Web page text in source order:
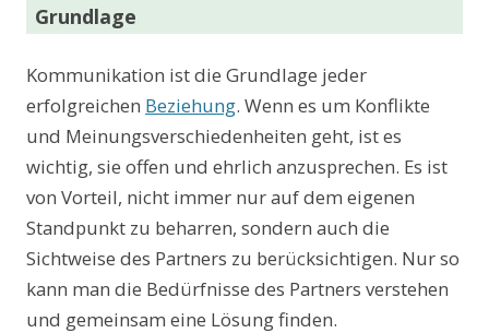
Grundlage
Kommunikation ist die Grundlage jeder
erfolgreichen Beziehung. Wenn es um Konflikte
und Meinungsverschiedenheiten geht, ist es
wichtig, sie offen und ehrlich anzusprechen. Es ist
von Vorteil, nicht immer nur auf dem eigenen
Standpunkt zu beharren, sondern auch die
Sichtweise des Partners zu berücksichtigen. Nur so
kann man die Bedürfnisse des Partners verstehen
und gemeinsam eine Lösung finden.